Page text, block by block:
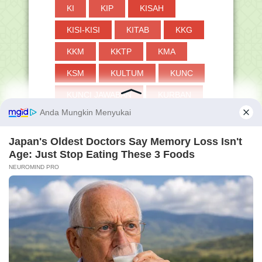
KI KIP KISAH
KISI-KISI KITAB KKG
KKM KKTP KMA
KSM KULTUM KUNC
KUNCI JAWABAN
KURIKULUM
KURIKULUM MERDEKA
LENTERA HATI LIRIK
LKPD LOMBA
LOWONGAN MADRASAH
MADRASAH ALIYAH
MADRASAH IBTIDAIYAH